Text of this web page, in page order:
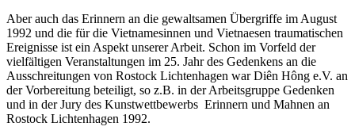
Aber auch das Erinnern an die gewaltsamen Übergriffe im August
1992 und die für die Vietnamesinnen und Vietnaesen traumatischen
Ereignisse ist ein Aspekt unserer Arbeit. Schon im Vorfeld der
vielfältigen Veranstaltungen im 25. Jahr des Gedenkens an die
Ausschreitungen von Rostock Lichtenhagen war Diên Hông e.V. an
der Vorbereitung beteiligt, so z.B. in der Arbeitsgruppe Gedenken
und in der Jury des Kunstwettbewerbs Erinnern und Mahnen an
Rostock Lichtenhagen 1992.